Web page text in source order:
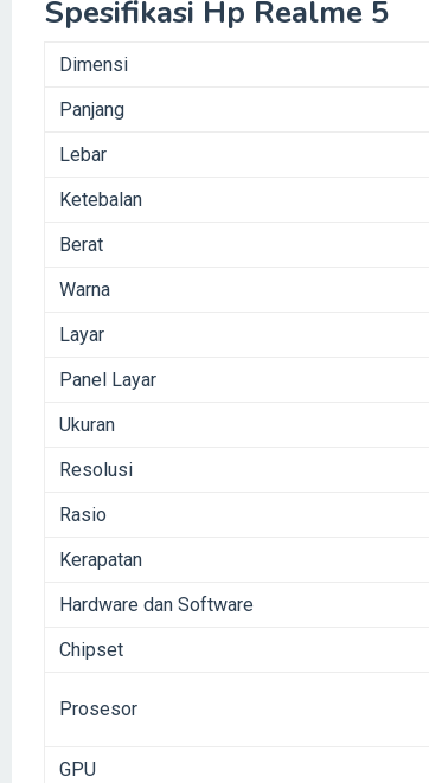
Spesifikasi Hp Realme 5
Dimensi
Panjang
Lebar
Ketebalan
Berat
Warna
Layar
Panel Layar
Ukuran
Resolusi
Rasio
Kerapatan
Hardware dan Software
Chipset
Prosesor
GPU